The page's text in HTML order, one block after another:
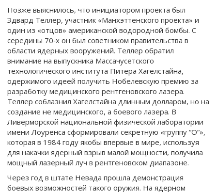
Позже выяснилось, что инициатором проекта был
Эдвард Теллер, участник «Манхэттенского проекта» и
один из «отцов» американской водородной бомбы. С
середины 70‑х он был советником правительства в
области ядерных вооружений. Теллер обратил
внимание на выпускника Массачусетского
технологического института Питера Хагелстайна,
одержимого идеей получить Нобелевскую премию за
разработку медицинского рентгеновского лазера.
Теллер соблазнил Хагелстайна длинным долларом, но на
создание не медицинского, а боевого лазера. В
Ливерморской национальной физической лаборатории
имени Лоуренса сформировали секретную «группу “О”»,
которая в 1984 году якобы впервые в мире, используя
для накачки ядерный взрыв малой мощности, получила
мощный лазерный луч в рентгеновском диапазоне.
Через год в штате Невада прошла демонстрация
боевых возможностей такого оружия. На ядерном